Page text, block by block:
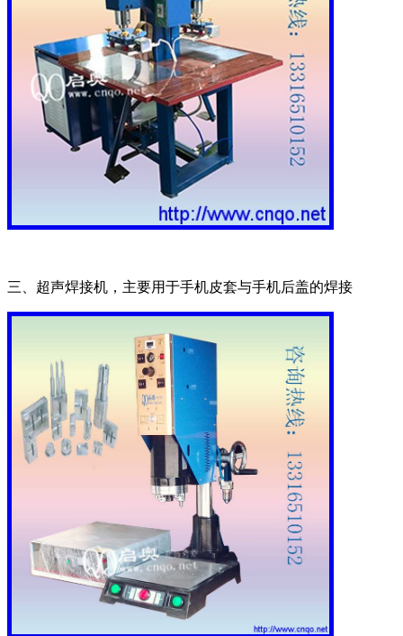
三、超声焊接机，主要用于手机皮套与手机后盖的焊接